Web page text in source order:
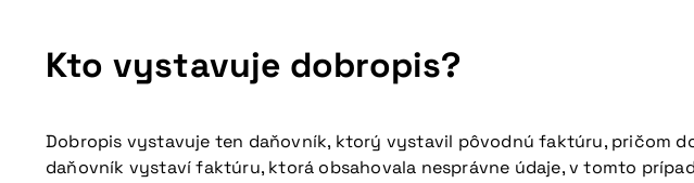
Kto vystavuje dobropis?
Dobropis vystavuje ten daňovník, ktorý vystavil pôvodnú faktúru, pričom
daňovník vystaví faktúru, ktorá obsahovala nesprávne údaje, v tomto